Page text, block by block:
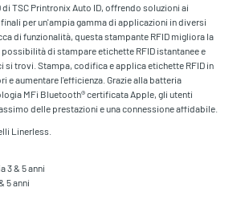
TSC Printronix Auto ID, offrendo soluzioni ai
per un'ampia gamma di applicazioni in diversi
di funzionalità, questa stampante RFID migliora la
di stampare etichette RFID istantanee e
si trovi. Stampa, codifica e applica etichette RFID in
e aumentare l'efficienza. Grazie alla batteria
MFi Bluetooth® certificata Apple, gli utenti
delle prestazioni e una connessione affidabile.
Linerless.
3 & 5 anni
5 anni